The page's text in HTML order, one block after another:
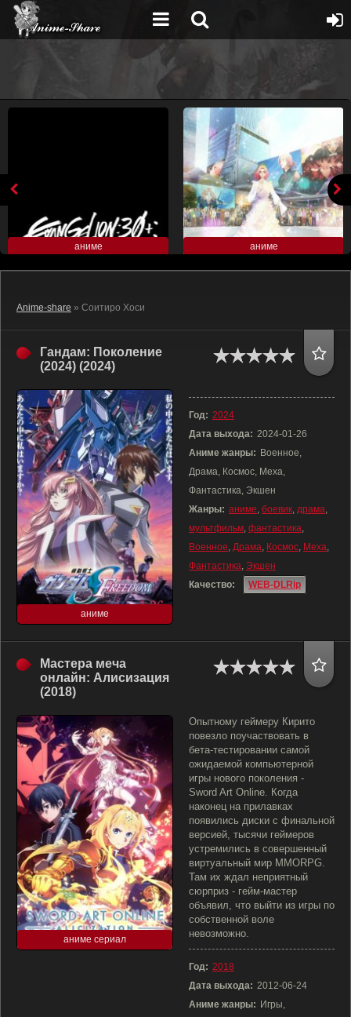
аниме аниме
Anime-share » Соитиро Хоси
Гандам: Поколение
(2024) (2024)
аниме
Год: 2024
Дата выхода: 2024-01-26
Аниме жанры: Военное,
Драма, Космос, Меха,
Фантастика, Экшен
Жанры: аниме, боевик, драма,
мультфильм, фантастика,
Военное, Драма, Космос, Меха,
Фантастика, Экшен
Качество:
WEB-DLRip
Мастера меча
онлайн: Алисизация
(2018)
аниме сериал
Опытному геймеру Кирито
повезло поучаствовать в
бета-тестировании самой
ожидаемой компьютерной
игры нового поколения -
Sword Art Online. Когда
наконец на прилавках
появились диски с финальной
версией, тысячи геймеров
устремились в совершенный
виртуальный мир MMORPG.
Там их ждал неприятный
сюрприз - гейм-мастер
объявил, что выйти из игры по
собственной воле
невозможно.
Год: 2018
Дата выхода: 2012-06-24
Аниме жанры: Игры,